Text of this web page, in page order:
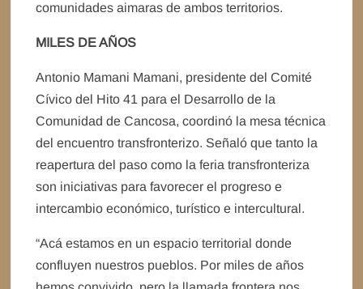
comunidades aimaras de ambos territorios.
MILES DE AÑOS
Antonio Mamani Mamani, presidente del Comité
Cívico del Hito 41 para el Desarrollo de la
Comunidad de Cancosa, coordinó la mesa técnica
del encuentro transfronterizo. Señaló que tanto la
reapertura del paso como la feria transfronteriza
son iniciativas para favorecer el progreso e
intercambio económico, turístico e intercultural.
“Acá estamos en un espacio territorial donde
confluyen nuestros pueblos. Por miles de años